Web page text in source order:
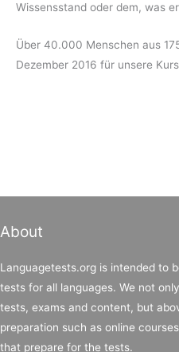
Wissensstand oder dem, was
Über 40.000 Menschen aus
Dezember 2016 für unsere
About
Languagetests.org is intended to
tests for all languages. We not
tests, exams and content, but
preparation such as online
that prepare for the tests.